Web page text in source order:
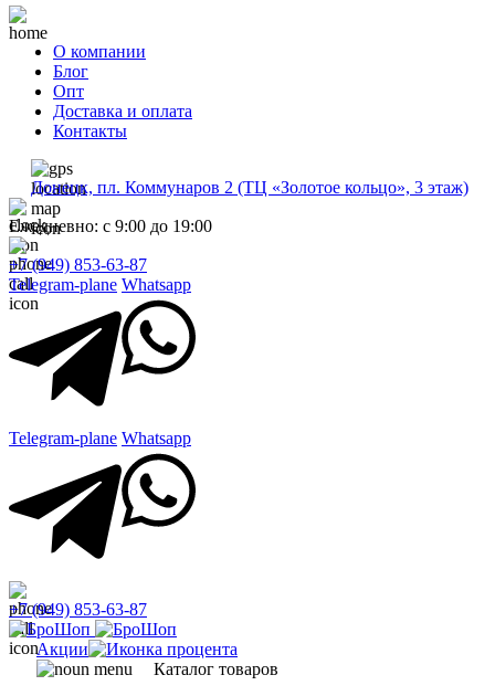
О компании
Блог
Опт
Доставка и оплата
Контакты
Донецк, пл. Коммунаров 2 (ТЦ «Золотое кольцо», 3 этаж)
Ежедневно: с 9:00 до 19:00
+7 (949) 853-63-87
Telegram-plane Whatsapp
Telegram-plane Whatsapp
+7 (949) 853-63-87
Акции
Каталог товаров